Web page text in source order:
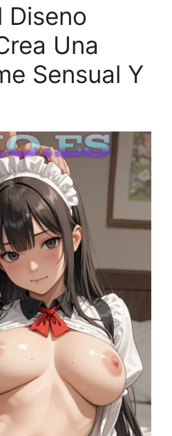
Diseno
Una
Sensual Y